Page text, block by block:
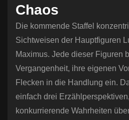
Chaos
Die kommende Staffel
Sichtweisen der Hauptfiguren
Maximus. Jede dieser Figuren
Vergangenheit, ihre eigenen
Flecken in die Handlung ein.
einfach drei
konkurrierende Wahrheiten